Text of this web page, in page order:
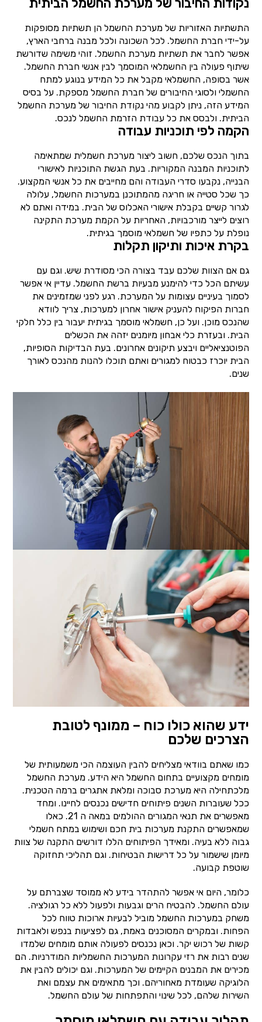
התשתיות האזוריות של מערכת החשמל הן תשתיות מסופקות
על-ידי חברת החשמל. לכל השכונה ולכל מבנה ברחבי הארץ,
אפשר לחבר את תשתיות מערכת החשמל. זוהי משימה שדורשת
שיתוף פעולה בין החשמלאי המוסמך לבין אנשי חברת החשמל.
אשר בסופה, החשמלאי מקבל את כל המידע בנוגע למתח
החשמלי ולסוגי החיבורים של חברת החשמל מספקת. על בסיס
המידע הזה, ניתן לקבוע מהי נקודת החיבור של מערכת החשמל
הביתית. ולבסס את כל עבודת הזרמת החשמל לנכס.
הקמה לפי תוכניות עבודה
בתוך הנכס שלכם, חשוב ליצור מערכת חשמלית שמתאימה
לתוכניות המבנה המקוריות. בעת הגשת התוכניות לאישורי
הבנייה, נקבעו סדרי העבודה והם מחייבים את כל אנשי המקצוע.
כך שכל סטייה או חריגה מהמתוכנן במערכות החשמל, עלולה
לגרור קשיים בקבלת אישורי האכלוס של הבית. במידה ואתם לא
רוצים לייצר מורכבויות, האחריות על הקמת מערכת התקינה
נופלת על כתפיו של חשמלאי מוסמך בגיתית.
בקרת איכות ותיקון תקלות
גם אם הצוות שלכם עבד בצורה הכי מסודרת שיש. וגם עם
עשיתם הכל כדי להימנע מבעיות ברשת החשמל. עדיין אי אפשר
לסמוך בעיניים עצומות על המערכת. רגע לפני שמזמינים את
חברות הפיקוח להעניק אישור אחרון למערכות, צריך לוודא
שהנכס מוכן. ועל כן, חשמלאי מוסמך בגיתית יעבור בין כלל חלקי
הבית. ובעזרת כלי אבחון מיומנים יזהה את הכשלים
הפוטנציאליים ויבצע תיקונים אחרונים. בעת הבדיקות הסופיות,
הבית יוכרז כבטוח למגורים ואתם תוכלו להנות מהנכס לאורך
שנים.
ידע שהוא כולו כוח – ממונף לטובת
הצרכים שלכם
כמו שאתם בוודאי מצליחים להבין העוצמה הכי משמעותית של
מומחים מקצועיים בתחום החשמל היא הידע. מערכת החשמל
מלכתחילה היא מערכת סבוכה ומלאת אתגרים ברמה הטכנית.
ככל שעוברות השנים פיתוחים חדישים נכנסים לחיינו. ומחד
מאפשרים את תנאי המגורים ההולמים במאה ה 21. כאלו
שמאפשרים התקנת מערכות בית חכם ושימוש במתח חשמלי
גבוה ללא בעיה. ומאידך הפיתוחים הללו דורשים התקנה של צוות
מיומן שישמור על כל דרישות הבטיחות. וגם תהליכי תחזוקה
שוטפת קבועה.
כלומר, היום אי אפשר להתהדר בידע לא ממוסד שצברתם על
עולם החשמל. להבטיח הרים וגבעות ולפעול ללא כל רגולציה.
משחק במערכות החשמל מוביל לבעיות ארוכות טווח לכל
הפחות. ובמקרים המסוכנים באמת, גם לפציעות בנפש ולאבדות
קשות של רכוש יקר. וכאן נכנסים לפעולה אותם מומחים שלמדו
שנים רבות את רזי עקרונות המערכות החשמליות המודרניות. הם
מכירים את המבנים הקיימים של המערכות. וגם יכולים להבין את
הלוגיקה שעומדת מאחוריהם. וכך מתאימים את עצמם ואת
השירות שלהם, לכל שינוי והתפתחות של עולם החשמל.